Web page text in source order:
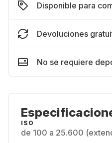
Disponible para
Devoluciones
No se requiere
ISO
de 100 a 25.600